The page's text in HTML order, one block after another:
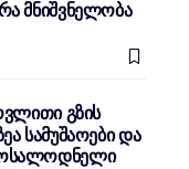
მნიშვნელობა
გზის
სამუშაოები და